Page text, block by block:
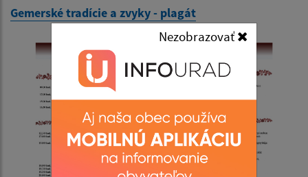
Nezobrazovať
Gemerské tradície a zvyky - plagát